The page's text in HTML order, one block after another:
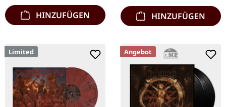
HINZUFÜGEN HINZUFÜGEN
Limited Angebot